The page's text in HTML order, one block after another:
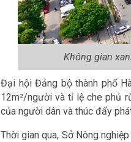
Không gian
Đại hội Đảng bộ thành phố
12m²/người và tỉ lệ che phủ
của người dân và thúc đẩy
Thời gian qua, Sở Nông